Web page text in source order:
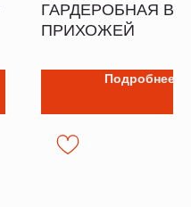
ГАРДЕРОБНАЯ В
ПРИХОЖЕЙ
Подробнее